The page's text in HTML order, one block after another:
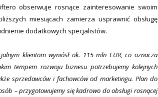
obserwuje rosnące zainteresowanie swoim
miesiącach zamierza usprawnić obsługę
dodatkowych specjalistów.
klientom wyniósł ok. 115 mln EUR, co oznacza
tempem rozwoju biznesu potrzebujemy kolejnych
sprzedawców i fachowców od marketingu. Plan do
– przygotowujemy się kadrowo do obsługi rosnącej